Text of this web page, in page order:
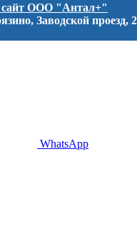
ООО "Антал+"
Заводской проезд, 2
WhatsApp